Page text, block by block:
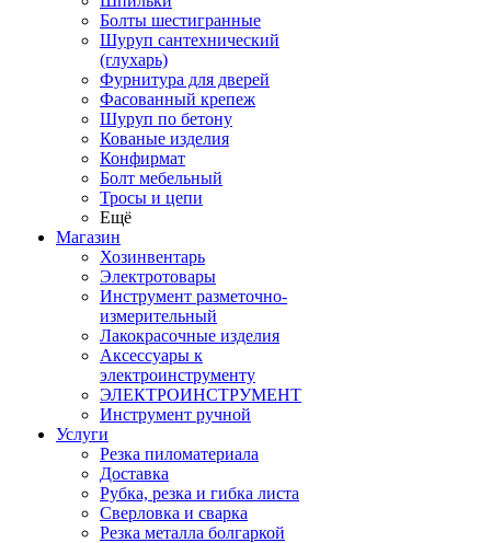
Болты шестигранные
Шуруп сантехнический
(глухарь)
Фурнитура для дверей
Фасованный крепеж
Шуруп по бетону
Кованые изделия
Конфирмат
Болт мебельный
Тросы и цепи
Ещё
Магазин
Хозинвентарь
Электротовары
Инструмент разметочно-
измерительный
Лакокрасочные изделия
Аксессуары к
электроинструменту
ЭЛЕКТРОИНСТРУМЕНТ
Инструмент ручной
Услуги
Резка пиломатериала
Доставка
Рубка, резка и гибка листа
Сверловка и сварка
Резка металла болгаркой